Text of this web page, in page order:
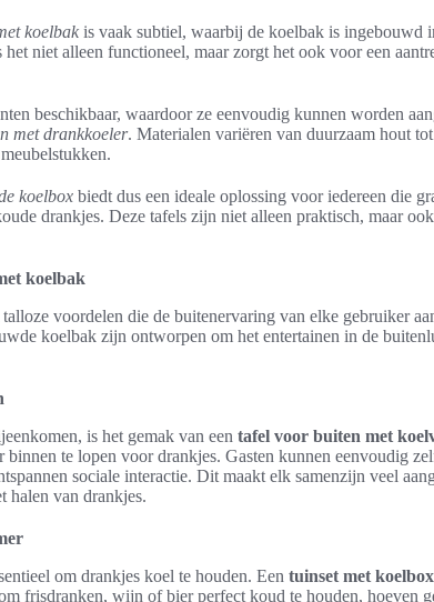
koelbak is vaak subtiel, waarbij de koelbak is ingebouwd
niet alleen functioneel, maar zorgt het ook voor een
beschikbaar, waardoor ze eenvoudig kunnen worden
met drankkoeler. Materialen variëren van duurzaam hout
koelbox biedt dus een ideale oplossing voor iedereen die
drankjes. Deze tafels zijn niet alleen praktisch, maar
koelbak
voordelen die de buitenervaring van elke gebruiker
koelbak zijn ontworpen om het entertainen in de
is het gemak van een tafel voor buiten met
binnen te lopen voor drankjes. Gasten kunnen eenvoudig
sociale interactie. Dit maakt elk samenzijn veel
halen van drankjes.
om drankjes koel te houden. Een tuinset met koelbox
frisdranken, wijn of bier perfect koud te houden, hoeven